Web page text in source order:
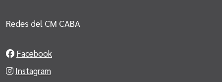
Redes del CM CABA
Facebook
Instagram